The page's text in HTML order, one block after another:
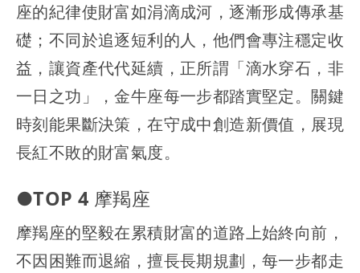
座的紀律使財富如涓滴成河，逐漸形成傳承基
礎；不同於追逐短利的人，他們會專注穩定收
益，讓資產代代延續，正所謂「滴水穿石，非
一日之功」，金牛座每一步都踏實堅定。關鍵
時刻能果斷決策，在守成中創造新價值，展現
長紅不敗的財富氣度。
●TOP 4 摩羯座
摩羯座的堅毅在累積財富的道路上始終向前，
不因困難而退縮，擅長長期規劃，每一步都走